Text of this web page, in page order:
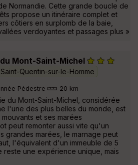
Normandie. Cette grande boucle de
propose un itinéraire complet et
côtiers en surplomb de la baie,
verdoyantes et passages plus »
du Mont-Saint-Michel
Saint-Quentin-sur-le-Homme
Pédestre 20 km
du Mont-Saint-Michel, considérée
l'une des plus belles du monde, est
et ses marées
peut remonter aussi vite qu'un
grandes marées, le marnage peut
l'équivalent d'un immeuble de 5
reste une expérience unique, mais